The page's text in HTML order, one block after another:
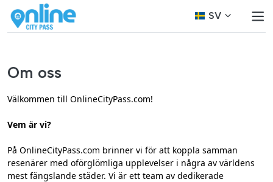
SV
Om oss
Välkommen till OnlineCityPass.com!
Vem är vi?
På OnlineCityPass.com brinner vi för att koppla samman
resenärer med oförglömliga upplevelser i några av världens
mest fängslande städer. Vi är ett team av dedikerade